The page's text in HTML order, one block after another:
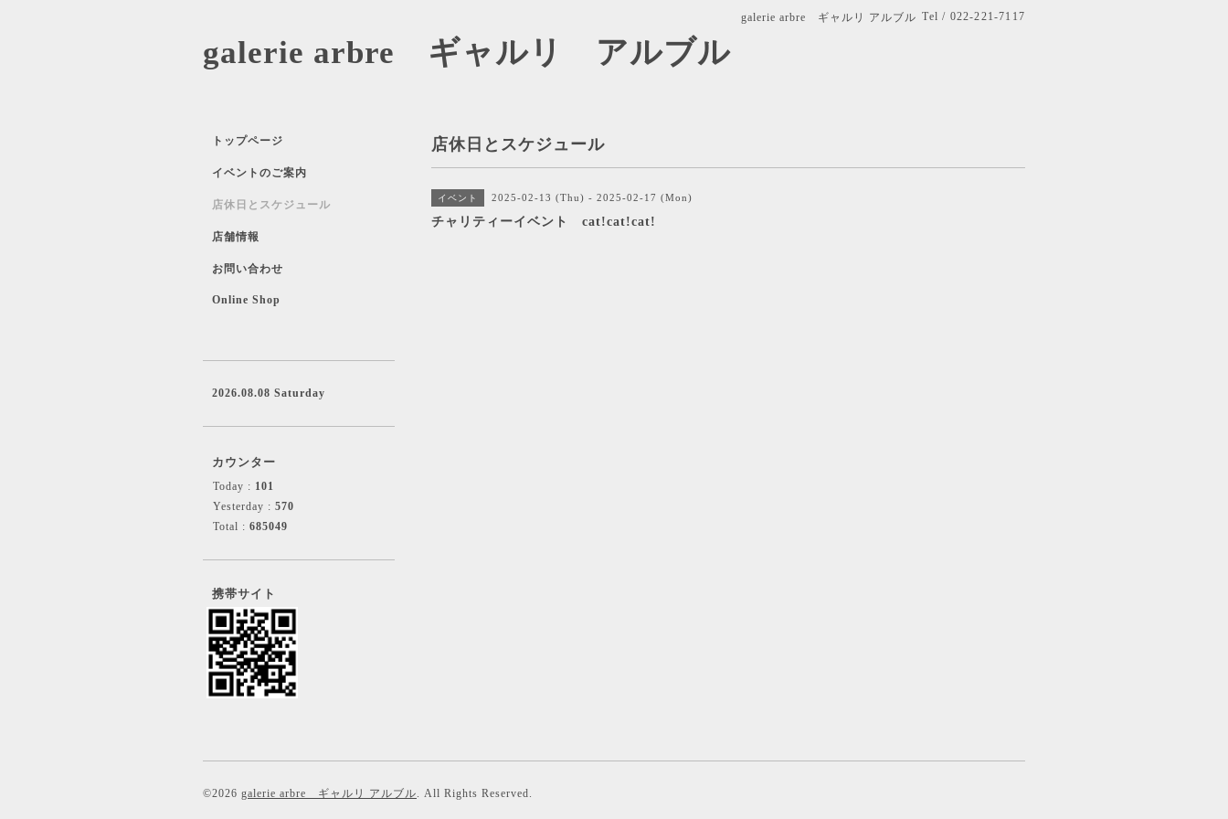
galerie arbre ギャルリ アルブル Tel / 022-221-7117
galerie arbre ギャルリ アルブル
店休日とスケジュール
イベント 2025-02-13 (Thu) - 2025-02-17 (Mon)
チャリティーイベント cat!cat!cat!
トップページ
イベントのご案内
店休日とスケジュール
店舗情報
お問い合わせ
Online Shop
2026.08.08 Saturday
カウンター
Today : 101
Yesterday : 570
Total : 685049
携帯サイト
©2026 galerie arbre ギャルリ アルブル. All Rights Reserved.